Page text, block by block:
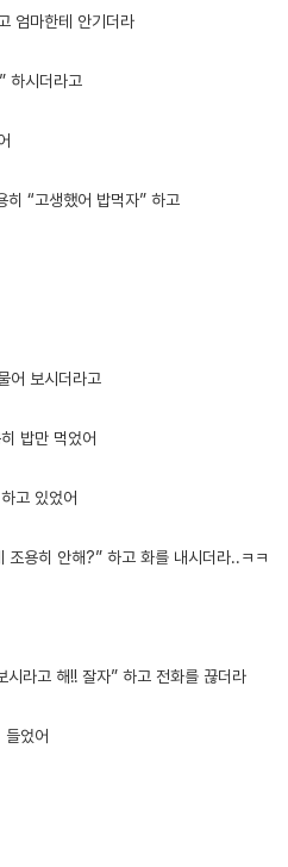
엄마한테 안기더라
하시더라고
“고생했어 밥먹자” 하고
어 보시더라고
밥만 먹었어
고 있었어
조용히 안해?” 하고 화를 내시더라..ㅋㅋ
라고 해!! 잘자” 하고 전화를 끊더라
었어